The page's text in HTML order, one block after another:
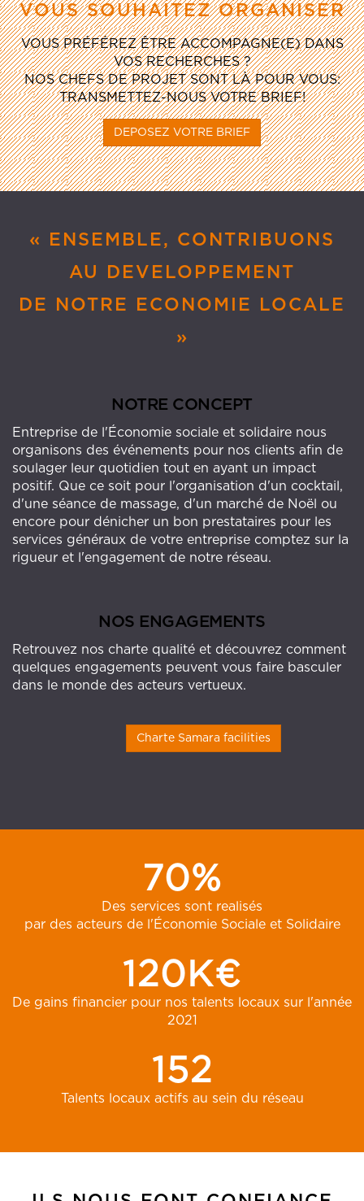
VOUS SOUHAITEZ ORGANISER
VOUS PRÉFÉREZ ÊTRE ACCOMPAGNE(E) DANS
VOS RECHERCHES ?
NOS CHEFS DE PROJET SONT LÀ POUR VOUS:
TRANSMETTEZ-NOUS VOTRE BRIEF!
DEPOSEZ VOTRE BRIEF
« ENSEMBLE, CONTRIBUONS
AU DEVELOPPEMENT
DE NOTRE ECONOMIE LOCALE
»
NOTRE CONCEPT
Entreprise de l'Économie sociale et solidaire nous
organisons des événements pour nos clients afin de
soulager leur quotidien tout en ayant un impact
positif. Que ce soit pour l'organisation d'un cocktail,
d'une séance de massage, d'un marché de Noël ou
encore pour dénicher un bon prestataires pour les
services généraux de votre entreprise comptez sur la
rigueur et l'engagement de notre réseau.
NOS ENGAGEMENTS
Retrouvez nos charte qualité et découvrez comment
quelques engagements peuvent vous faire basculer
dans le monde des acteurs vertueux.
Charte Samara facilities
70%
Des services sont realisés
par des acteurs de l'Économie Sociale et Solidaire
120K€
De gains financier pour nos talents locaux sur l'année
2021
152
Talents locaux actifs au sein du réseau